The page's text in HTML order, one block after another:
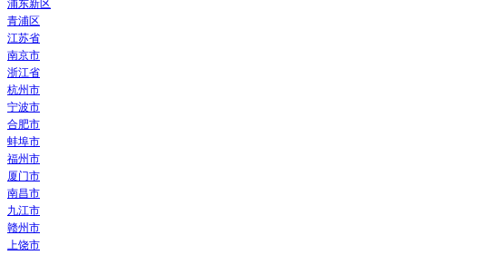
浦东新区
青浦区
江苏省
南京市
浙江省
杭州市
宁波市
合肥市
蚌埠市
福州市
厦门市
南昌市
九江市
赣州市
上饶市